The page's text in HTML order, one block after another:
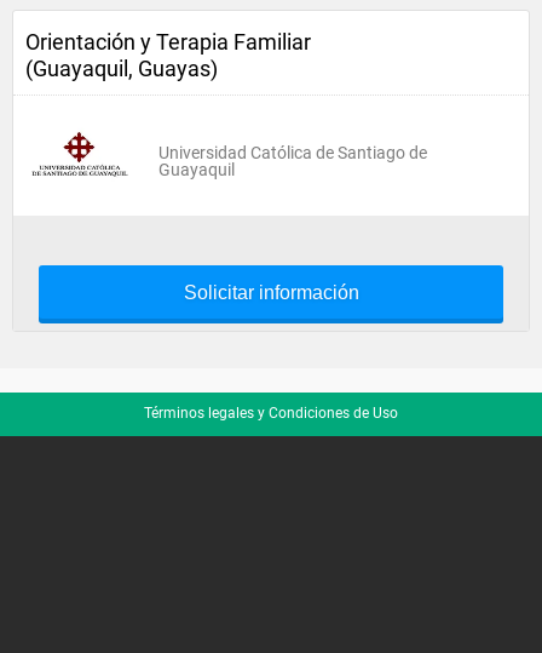
Orientación y Terapia Familiar
(Guayaquil, Guayas)
Universidad Católica de Santiago de
Guayaquil
Solicitar información
Términos legales y Condiciones de Uso